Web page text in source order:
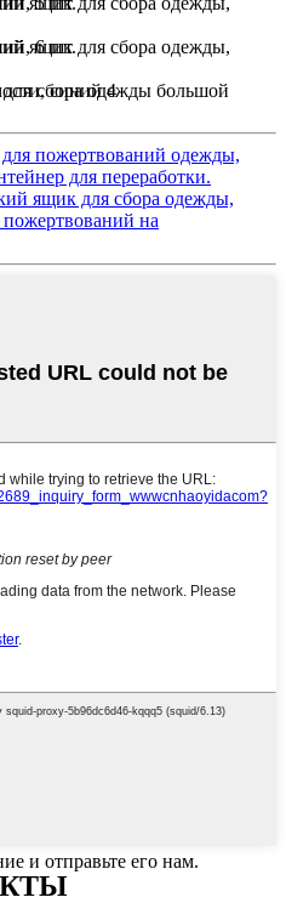
пожертвований одежды,
для переработки.
ящик для сбора одежды,
на
и отправьте его нам.